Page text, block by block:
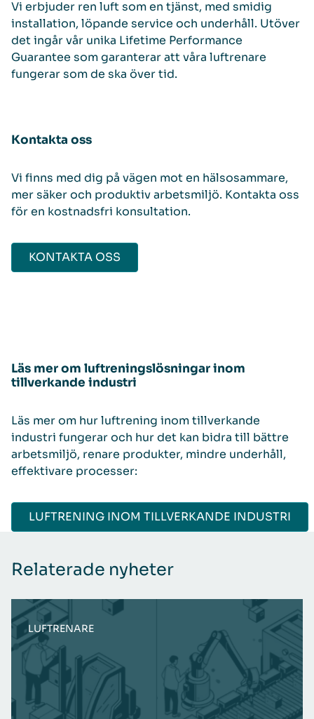
Vi erbjuder ren luft som en tjänst, med smidig
installation, löpande service och underhåll. Utöver
det ingår vår unika Lifetime Performance
Guarantee som garanterar att våra luftrenare
fungerar som de ska över tid.
Kontakta oss
Vi finns med dig på vägen mot en hälsosammare,
mer säker och produktiv arbetsmiljö. Kontakta oss
för en kostnadsfri konsultation.
KONTAKTA OSS
Läs mer om luftreningslösningar inom
tillverkande industri
Läs mer om hur luftrening inom tillverkande
industri fungerar och hur det kan bidra till bättre
arbetsmiljö, renare produkter, mindre underhåll,
effektivare processer:
LUFTRENING INOM TILLVERKANDE INDUSTRI
Relaterade nyheter
LUFTRENARE